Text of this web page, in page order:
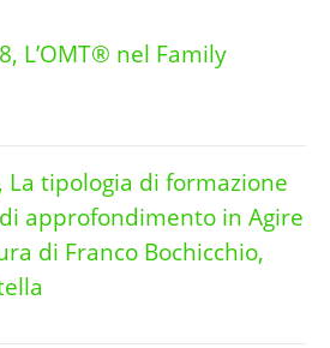
L’OMT® nel Family
La tipologia di formazione
approfondimento in Agire
di Franco Bochicchio,